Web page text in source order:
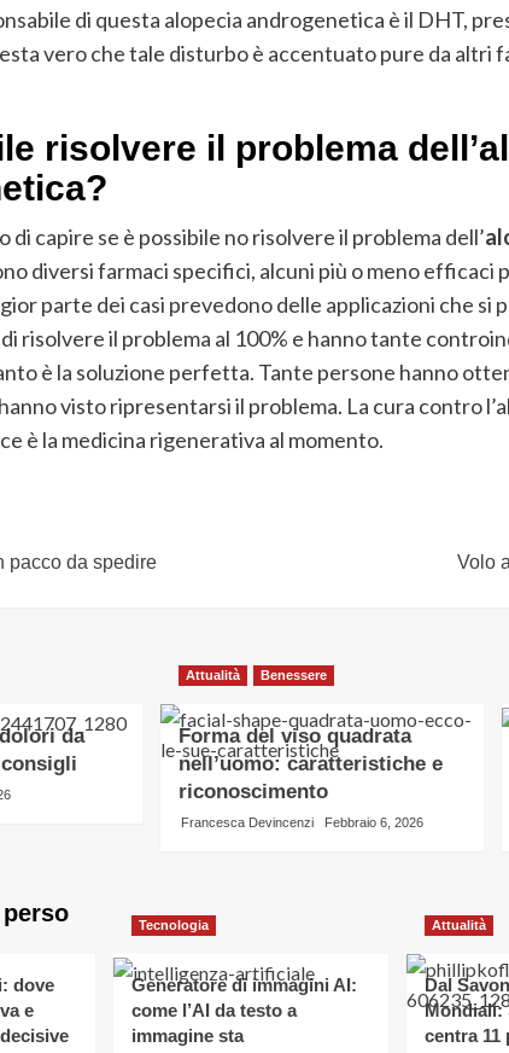
di questa alopecia androgenetica è il DHT,
vero che tale disturbo è accentuato pure da altri
risolvere il problema
di capire se è possibile no risolvere il problema dell’
diversi farmaci specifici, alcuni più o meno efficaci
parte dei casi prevedono delle applicazioni che si
risolvere il problema al 100% e hanno tante
è la soluzione perfetta. Tante persone hanno
visto ripresentarsi il problema. La cura contro
è la medicina rigenerativa al momento.
pacco da spedire
Volo
da
Attualità Benessere
Forma del viso quadrata
nell’uomo: caratteristiche e
riconoscimento
Francesca Devincenzi Febbraio 6, 2026
dove
e
Tecnologia
Generatore di immagini AI:
come l’AI da testo a
immagine sta
Attualità
Dal
Mondiali:
centra 11